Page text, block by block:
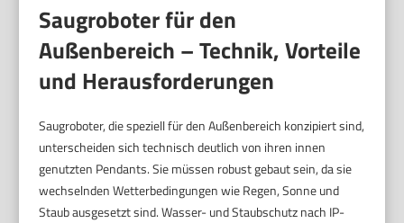
Saugroboter für den
Außenbereich – Technik, Vorteile
und Herausforderungen
Saugroboter, die speziell für den Außenbereich konzipiert sind,
unterscheiden sich technisch deutlich von ihren innen
genutzten Pendants. Sie müssen robust gebaut sein, da sie
wechselnden Wetterbedingungen wie Regen, Sonne und
Staub ausgesetzt sind. Wasser- und Staubschutz nach IP-